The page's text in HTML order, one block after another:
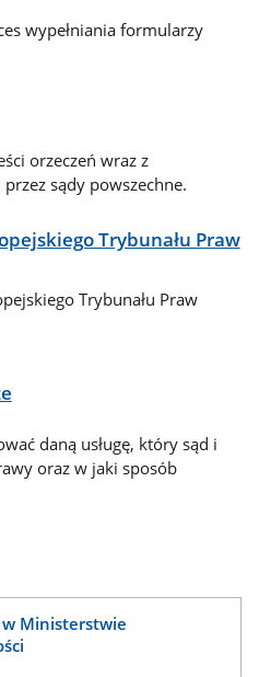
wypełniania formularzy
orzeczeń wraz z
sądy powszechne.
Trybunału Praw
Trybunału Praw
daną usługę, który sąd i
oraz w jaki sposób
Ministerstwie